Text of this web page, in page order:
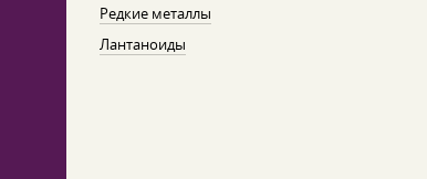
Редкие металлы
Лантаноиды